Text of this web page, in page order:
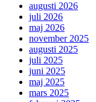
augusti 2026
juli 2026
maj 2026
november 2025
augusti 2025
juli 2025
juni 2025
maj 2025
mars 2025